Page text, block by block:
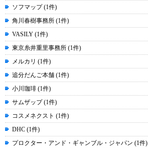
ソフマップ (1件)
角川春樹事務所 (1件)
VASILY (1件)
東京糸井重里事務所 (1件)
メルカリ (1件)
追分だんご本舗 (1件)
小川珈琲 (1件)
サムザップ (1件)
コスメネクスト (1件)
DHC (1件)
プロクター・アンド・ギャンブル・ジャパン (1件)